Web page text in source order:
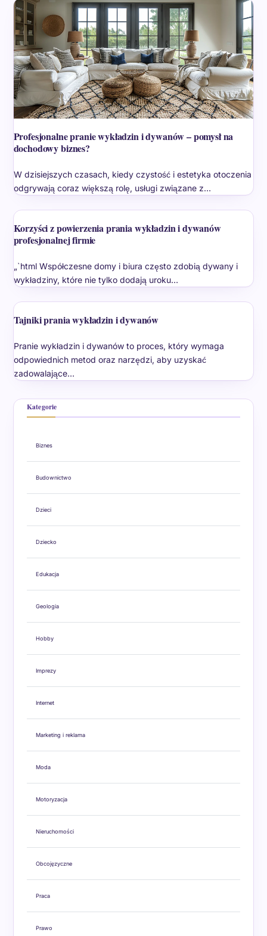
Profesjonalne pranie wykładzin i dywanów – pomysł na
dochodowy biznes?
W dzisiejszych czasach, kiedy czystość i estetyka otoczenia
odgrywają coraz większą rolę, usługi związane z…
Korzyści z powierzenia prania wykładzin i dywanów
profesjonalnej firmie
„`html Współczesne domy i biura często zdobią dywany i
wykładziny, które nie tylko dodają uroku…
Tajniki prania wykładzin i dywanów
Pranie wykładzin i dywanów to proces, który wymaga
odpowiednich metod oraz narzędzi, aby uzyskać
zadowalające…
Kategorie
Biznes
Budownictwo
Dzieci
Dziecko
Edukacja
Geologia
Hobby
Imprezy
Internet
Marketing i reklama
Moda
Motoryzacja
Nieruchomości
Obcojęzyczne
Praca
Prawo